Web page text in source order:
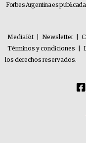
Forbes Argentina es
MediaKit Newsletter
Términos y condiciones
los derechos reservados.